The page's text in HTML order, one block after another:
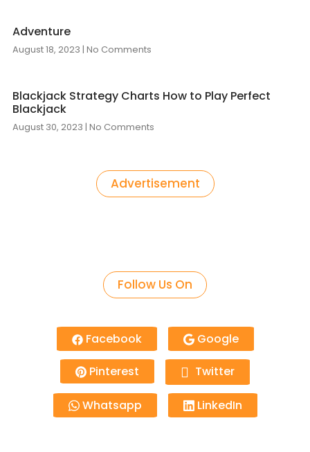
Adventure
August 18, 2023 No Comments
Blackjack Strategy Charts How to Play Perfect
Blackjack
August 30, 2023 No Comments
Advertisement
Follow Us On
Facebook Google
Pinterest Twitter
Whatsapp LinkedIn